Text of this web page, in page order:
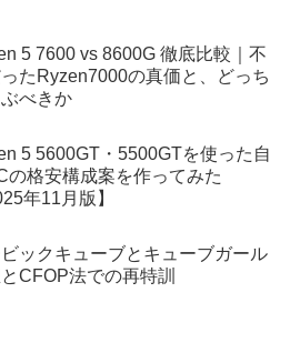
5 7600 vs 8600G 徹底比較｜不
たRyzen7000の真価と、どっち
べきか
5 5600GT・5500GTを使った自
の格安構成案を作ってみた
年11月版】
ックキューブとキューブガール
CFOP法での再特訓